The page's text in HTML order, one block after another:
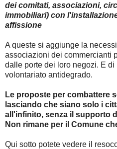
dei comitati, associazioni,
immobiliari) con
affissione
A queste si aggiunge la
associazioni dei commercianti
dalle porte dei loro negozi. E di
volontariato antidegrado.
Le proposte per combattere
lasciando che siano solo i
all'infinito, senza il supporto
Non rimane per il Comune
Qui sotto potete vedere il